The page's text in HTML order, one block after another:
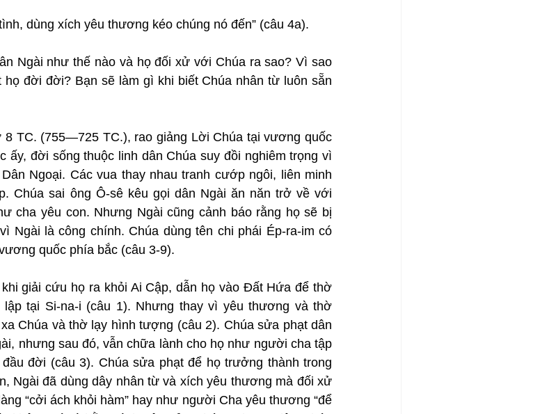
dùng xích yêu thương kéo chúng nó đến” (câu 4a).
Ngài như thế nào và họ đối xử với Chúa ra sao? Vì sao
họ đời đời? Bạn sẽ làm gì khi biết Chúa nhân từ luôn sẵn
8 TC. (755—725 TC.), rao giảng Lời Chúa tại vương quốc
ấy, đời sống thuộc linh dân Chúa suy đồi nghiêm trọng vì
Ngoại. Các vua thay nhau tranh cướp ngôi, liên minh
Chúa sai ông Ô-sê kêu gọi dân Ngài ăn năn trở về với
cha yêu con. Nhưng Ngài cũng cảnh báo rằng họ sẽ bị
Ngài là công chính. Chúa dùng tên chi phái Ép-ra-im có
quốc phía bắc (câu 3-9).
giải cứu họ ra khỏi Ai Cập, dẫn họ vào Đất Hứa để thờ
tại Si-na-i (câu 1). Nhưng thay vì yêu thương và thờ
Chúa và thờ lạy hình tượng (câu 2). Chúa sửa phạt dân
nhưng sau đó, vẫn chữa lành cho họ như người cha tập
đời (câu 3). Chúa sửa phạt để họ trưởng thành trong
Ngài đã dùng dây nhân từ và xích yêu thương mà đối xử
“cởi ách khỏi hàm” hay như người Cha yêu thương “để